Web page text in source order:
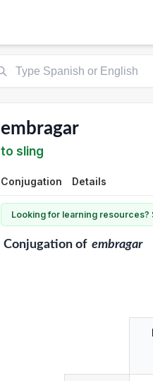
embragar
to sling
Conjugation Details
Looking for learning resources?
Conjugationof embragar